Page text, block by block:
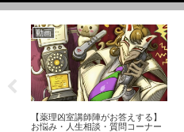
動画
【薬理凶室講師陣がお答えする】
お悩み・人生相談・質問コーナー